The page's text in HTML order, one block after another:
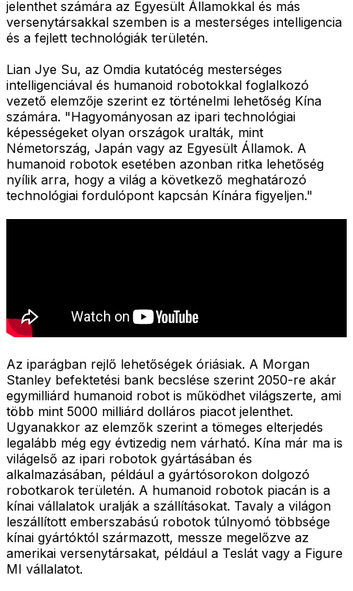
jelenthet számára az Egyesült Államokkal és más
versenytársakkal szemben is a mesterséges intelligencia
és a fejlett technológiák területén.
Lian Jye Su, az Omdia kutatócég mesterséges
intelligenciával és humanoid robotokkal foglalkozó
vezető elemzője szerint ez történelmi lehetőség Kína
számára. "Hagyományosan az ipari technológiai
képességeket olyan országok uralták, mint
Németország, Japán vagy az Egyesült Államok. A
humanoid robotok esetében azonban ritka lehetőség
nyílik arra, hogy a világ a következő meghatározó
technológiai fordulópont kapcsán Kínára figyeljen."
Az iparágban rejlő lehetőségek óriásiak. A Morgan
Stanley befektetési bank becslése szerint 2050-re akár
egymilliárd humanoid robot is működhet világszerte, ami
több mint 5000 milliárd dolláros piacot jelenthet.
Ugyanakkor az elemzők szerint a tömeges elterjedés
legalább még egy évtizedig nem várható. Kína már ma is
világelső az ipari robotok gyártásában és
alkalmazásában, például a gyártósorokon dolgozó
robotkarok területén. A humanoid robotok piacán is a
kínai vállalatok uralják a szállításokat. Tavaly a világon
leszállított emberszabású robotok túlnyomó többsége
kínai gyártóktól származott, messze megelőzve az
amerikai versenytársakat, például a Teslát vagy a Figure
MI vállalatot.